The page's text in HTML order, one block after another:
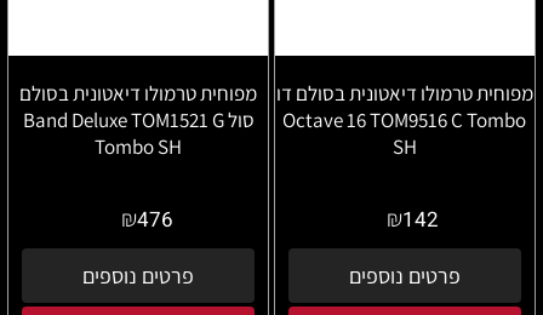
מפוחית טרמולו דיאטונית בסולם דו
Octave 16 TOM9516 C Tombo
SH
₪142
פרטים נוספים
מפוחית טרמולו דיאטונית בסולם
סול Band Deluxe TOM1521 G
Tombo SH
₪476
פרטים נוספים